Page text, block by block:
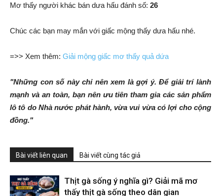
Mơ thấy người khác bán dưa hấu đánh số: 26
Chúc các bạn may mắn với giấc mộng thấy dưa hấu nhé.
=>> Xem thêm: Giải mộng giấc mơ thấy quả dứa
"Những con số này chỉ nên xem là gợi ý. Để giải trí lành
mạnh và an toàn, bạn nên ưu tiên tham gia các sản phẩm
lô tô do Nhà nước phát hành, vừa vui vừa có lợi cho cộng
đồng."
Bài viết liên quan Bài viết cùng tác giả
Thịt gà sống ý nghĩa gì? Giải mã mơ
thấy thịt gà sống theo dân gian